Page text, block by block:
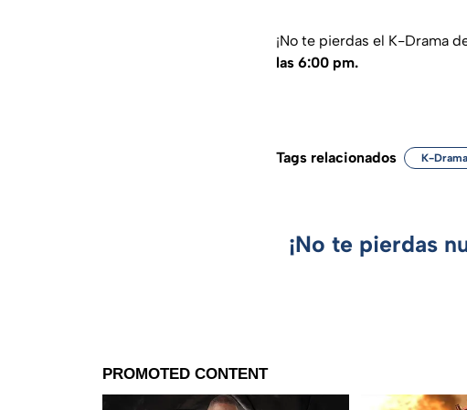
¡No te pierdas el K-Drama
las 6:00 pm.
Tags relacionados K-
¡No te pierdas